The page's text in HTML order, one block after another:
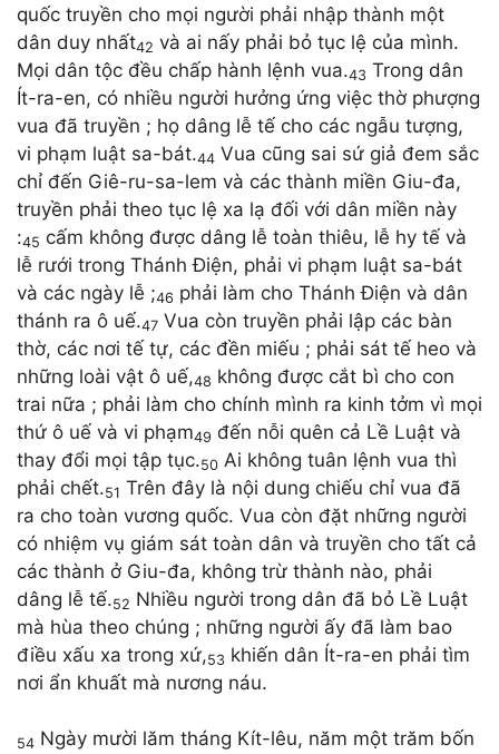
quốc truyền cho mọi người phải nhập thành một
dân duy nhất42 và ai nấy phải bỏ tục lệ của mình.
Mọi dân tộc đều chấp hành lệnh vua.43 Trong dân
Ít-ra-en, có nhiều người hưởng ứng việc thờ phượng
vua đã truyền ; họ dâng lễ tế cho các ngẫu tượng,
vi phạm luật sa-bát.44 Vua cũng sai sứ giả đem sắc
chỉ đến Giê-ru-sa-lem và các thành miền Giu-đa,
truyền phải theo tục lệ xa lạ đối với dân miền này
:45 cấm không được dâng lễ toàn thiêu, lễ hy tế và
lễ rưới trong Thánh Điện, phải vi phạm luật sa-bát
và các ngày lễ ;46 phải làm cho Thánh Điện và dân
thánh ra ô uế.47 Vua còn truyền phải lập các bàn
thờ, các nơi tế tự, các đền miếu ; phải sát tế heo và
những loài vật ô uế,48 không được cắt bì cho con
trai nữa ; phải làm cho chính mình ra kinh tởm vì mọi
thứ ô uế và vi phạm49 đến nỗi quên cả Lề Luật và
thay đổi mọi tập tục.50 Ai không tuân lệnh vua thì
phải chết.51 Trên đây là nội dung chiếu chỉ vua đã
ra cho toàn vương quốc. Vua còn đặt những người
có nhiệm vụ giám sát toàn dân và truyền cho tất cả
các thành ở Giu-đa, không trừ thành nào, phải
dâng lễ tế.52 Nhiều người trong dân đã bỏ Lề Luật
mà hùa theo chúng ; những người ấy đã làm bao
điều xấu xa trong xứ,53 khiến dân Ít-ra-en phải tìm
nơi ẩn khuất mà nương náu.
54 Ngày mười lăm tháng Kít-lêu, năm một trăm bốn